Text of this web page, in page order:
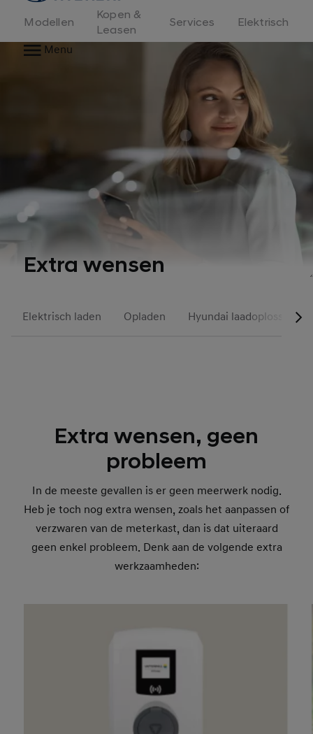
Modellen
Kopen &
Leasen
Services
Elektrisch
Menu
Extra wensen
Elektrisch laden Opladen Hyundai laadoplossingen
Extra wensen, geen
probleem
In de meeste gevallen is er geen meerwerk nodig.
Heb je toch nog extra wensen, zoals het aanpassen of
verzwaren van de meterkast, dan is dat uiteraard
geen enkel probleem. Denk aan de volgende extra
werkzaamheden: